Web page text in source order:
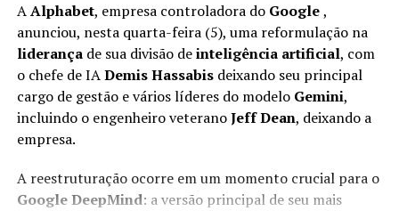
Carreira
Após Violência Que Colocou
Diretoria da Nestlé Latam
ANÚNCIO
O executivo assume o cargo no início de 2027. Até lá,
Rafael Kappaz, atual chefe de tesouraria e mercados do
Santander Brasil, segue como responsável pelo SCIB no
país.
O postSantander Brasil Anuncia Daniel Bassan Como
Brasil.
AAlphabet, empresa controladora do Google,
anunciou, nesta quarta-feira (5), uma reformulação na
liderança de sua divisão deinteligência artificial, com
o chefe de IADemis Hassabisdeixando seu principal
cargo de gestão e vários líderes do modelo Gemini,
incluindo o engenheiro veteranoJeff Dean, deixando a
empresa.
A reestruturação ocorre em um momento crucial para o
Google DeepMind: a versão principal de seu mais